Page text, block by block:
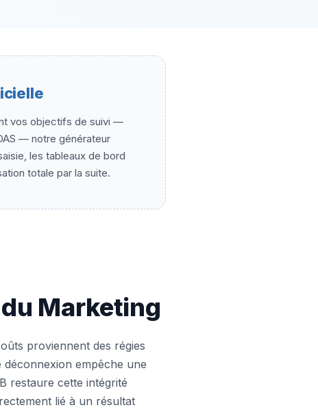
vos objectifs de suivi —
— notre générateur
les tableaux de bord
totale par la suite.
Marketing
proviennent des régies
déconnexion empêche une
restaure cette intégrité
lié à un résultat